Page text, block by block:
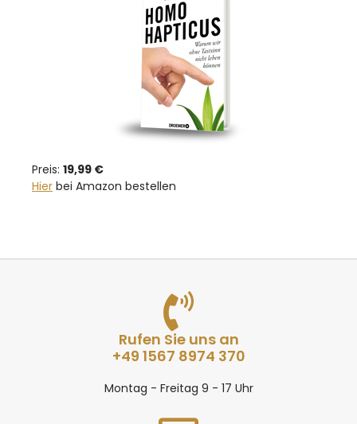
Preis: 19,99 €
Hier bei Amazon bestellen
Rufen Sie uns an
+49 1567 8974 370
Montag - Freitag 9 - 17 Uhr